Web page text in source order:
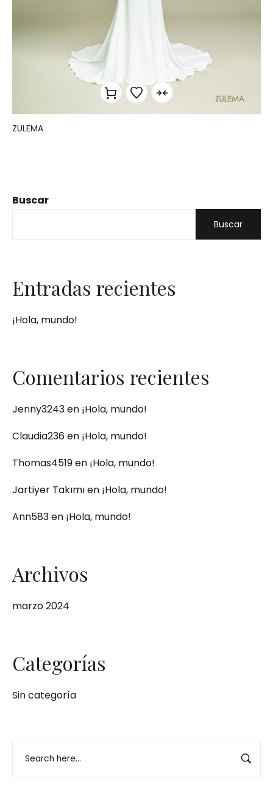
Buscar
Buscar
Entradas recientes
¡Hola, mundo!
Comentarios recientes
Jenny3243en ¡Hola, mundo!
Claudia236en ¡Hola, mundo!
Thomas4519en ¡Hola, mundo!
Jartiyer Takımıen ¡Hola, mundo!
Ann583en ¡Hola, mundo!
Archivos
marzo 2024
Categorías
Sin categoría
ZULEMA